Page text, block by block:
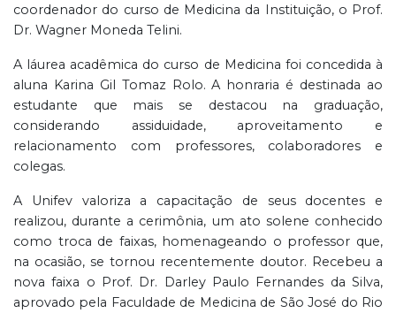
coordenador do curso de Medicina da Instituição, o Prof.
Dr. Wagner Moneda Telini.
A láurea acadêmica do curso de Medicina foi concedida à
aluna Karina Gil Tomaz Rolo. A honraria é destinada ao
estudante que mais se destacou na graduação,
considerando assiduidade, aproveitamento e
relacionamento com professores, colaboradores e
colegas.
A Unifev valoriza a capacitação de seus docentes e
realizou, durante a cerimônia, um ato solene conhecido
como troca de faixas, homenageando o professor que,
na ocasião, se tornou recentemente doutor. Recebeu a
nova faixa o Prof. Dr. Darley Paulo Fernandes da Silva,
aprovado pela Faculdade de Medicina de São José do Rio